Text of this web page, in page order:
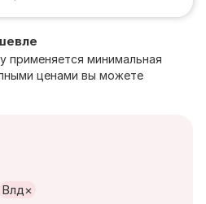
применяется минимальная
ценами вы можете
Влд×